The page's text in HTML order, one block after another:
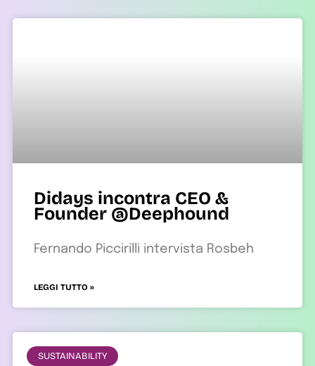
Didays incontra CEO &
Founder @Deephound
Fernando Piccirilli intervista Rosbeh
LEGGI TUTTO »
SUSTAINABILITY